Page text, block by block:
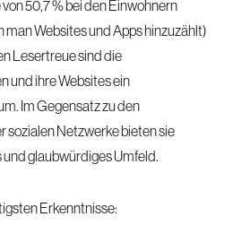
50,7 % bei den Einwohnern
man Websites und Apps hinzuzählt)
Lesertreue sind die
und ihre Websites ein
Im Gegensatz zu den
sozialen Netzwerke bieten sie
glaubwürdiges Umfeld.
Erkenntnisse: